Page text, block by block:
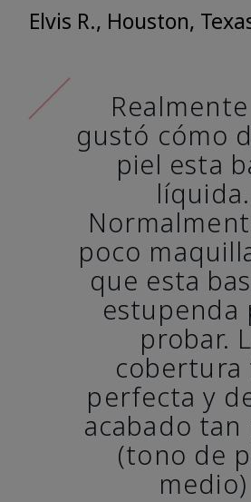
Elvis R., Houston,
gustó cómo
piel esta
líquida.
poco
que esta
estupenda
probar.
cobertura
perfecta y
acabado tan
(tono de
medio)